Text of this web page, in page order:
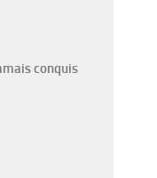
conquis